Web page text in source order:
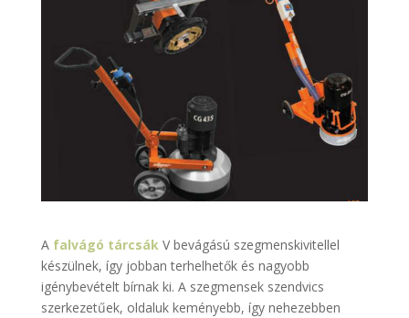
A falvágó tárcsákV bevágású szegmenskivitellel
készülnek, így jobban terhelhetők és nagyobb
igénybevételt bírnak ki. A szegmensek szendvics
szerkezetűek, oldaluk keményebb, így nehezebben